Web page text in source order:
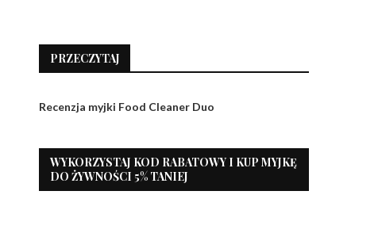
PRZECZYTAJ
Recenzja myjki Food Cleaner Duo
WYKORZYSTAJ KOD RABATOWY I KUP MYJKĘ
DO ŻYWNOŚCI 5% TANIEJ